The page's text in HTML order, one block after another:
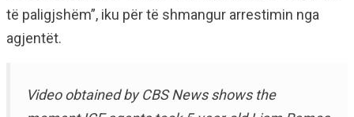
të paligjshëm”, iku për të shmangur arrestimin nga
agjentët.
Video obtained by CBS News shows the